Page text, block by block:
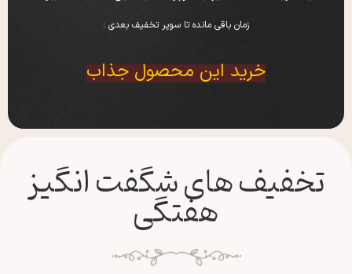
زمان باقی مانده تا سوپر تخفیف بعدی :
خرید این محصول جذاب
تخفیف های شگفت انگیز
هفتگی